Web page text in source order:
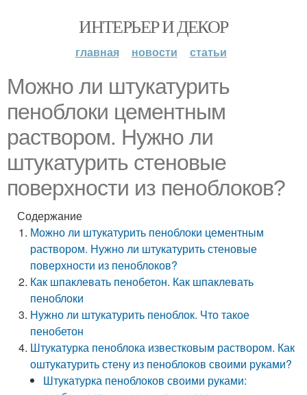
ИНТЕРЬЕР И ДЕКОР
главная новости статьи
Можно ли штукатурить
пеноблоки цементным
раствором. Нужно ли
штукатурить стеновые
поверхности из пеноблоков?
Содержание
Можно ли штукатурить пеноблоки цементным
раствором. Нужно ли штукатурить стеновые
поверхности из пеноблоков?
Как шпаклевать пенобетон. Как шпаклевать
пеноблоки
Нужно ли штукатурить пеноблок. Что такое
пенобетон
Штукатурка пеноблока известковым раствором. Как
оштукатурить стену из пеноблоков своими руками?
Штукатурка пеноблоков своими руками: